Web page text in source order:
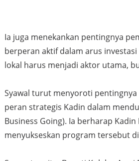
Ia juga menekankan pentingnya
berperan aktif dalam arus
lokal harus menjadi aktor utama,
Syawal turut menyoroti
peran strategis Kadin dalam
Business Going). Ia berharap
menyukseskan program tersebut